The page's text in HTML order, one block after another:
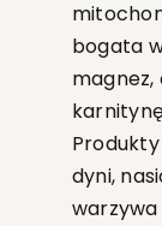
bogata
magnez,
dyni,